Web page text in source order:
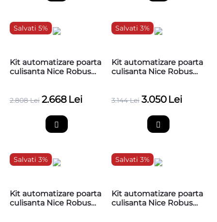
Salvati 5%
Kit automatizare poarta
culisanta Nice Robus
2.808 Lei 2.668 Lei
Salvati 3%
Kit automatizare poarta
culisanta Nice Robus
teflonata,
3.144 Lei 3.050 Lei
Salvati 3%
Kit automatizare poarta
culisanta Nice Robus
Salvati 3%
Kit automatizare poarta
culisanta Nice Robus